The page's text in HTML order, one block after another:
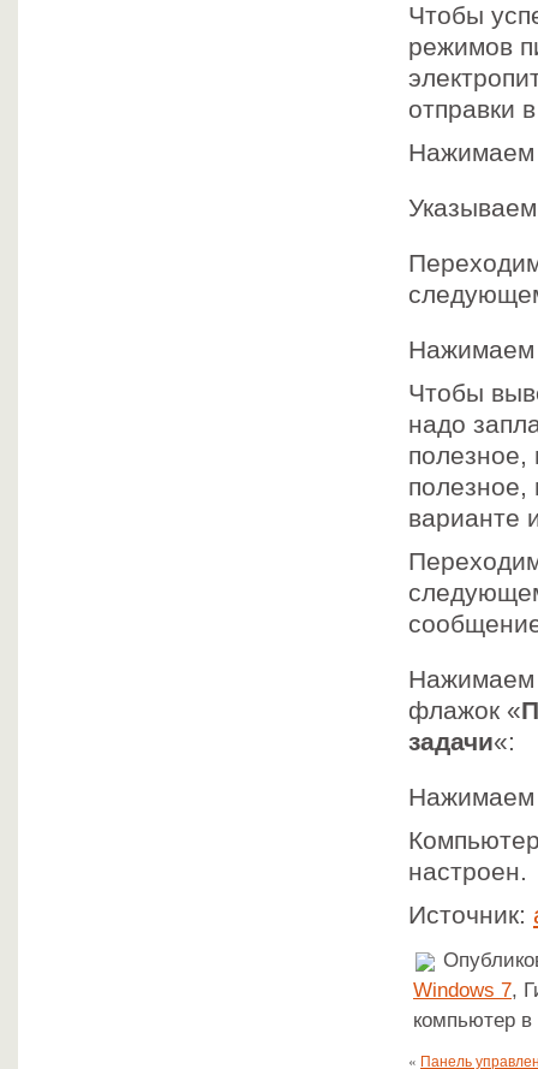
Чтобы
режимов
отправки
Чтобы
надо
полезное,
варианте
флажок «
задачи«:
настроен.
Источник:
Windows 7,
компьютер
« Панель